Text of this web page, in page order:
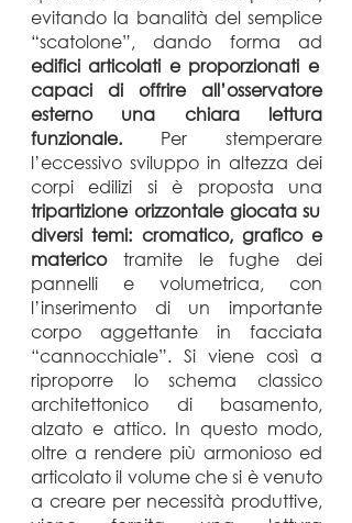
evitando la banalità del semplice
“scatolone”, dando forma ad
edifici articolati e proporzionati e
capaci di offrire all’osservatore
esterno una chiara lettura
funzionale. Per stemperare
l’eccessivo sviluppo in altezza dei
corpi edilizi si è proposta una
tripartizione orizzontale giocata su
diversi temi: cromatico, grafico e
materico tramite le fughe dei
pannelli e volumetrica, con
l’inserimento di un importante
corpo aggettante in facciata
“cannocchiale”. Si viene così a
riproporre lo schema classico
architettonico di basamento,
alzato e attico. In questo modo,
oltre a rendere più armonioso ed
articolato il volume che si è venuto
a creare per necessità produttive,